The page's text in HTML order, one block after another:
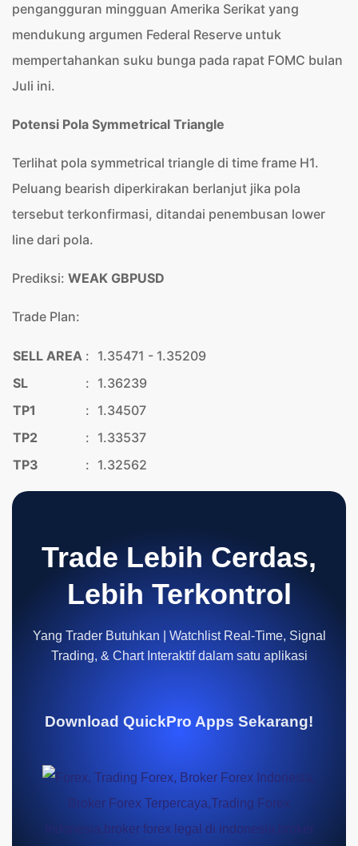
pengangguran mingguan Amerika Serikat yang
mendukung argumen Federal Reserve untuk
mempertahankan suku bunga pada rapat FOMC bulan
Juli ini.
Potensi Pola Symmetrical Triangle
Terlihat pola symmetrical triangle di time frame H1.
Peluang bearish diperkirakan berlanjut jika pola
tersebut terkonfirmasi, ditandai penembusan lower
line dari pola.
Prediksi: WEAK GBPUSD
Trade Plan:
SELL AREA : 1.35471 - 1.35209
SL
: 1.36239
TP1
: 1.34507
TP2
: 1.33537
TP3
: 1.32562
Trade Lebih Cerdas,
Lebih Terkontrol
Yang Trader Butuhkan | Watchlist Real-Time, Signal
Trading, & Chart Interaktif dalam satu aplikasi
Download QuickPro Apps Sekarang!